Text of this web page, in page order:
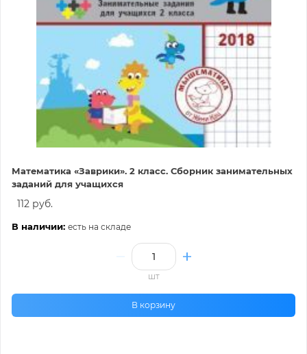
Математика «Заврики». 2 класс. Сборник занимательных
заданий для учащихся
112 руб.
В наличии: есть на складе
шт
В корзину